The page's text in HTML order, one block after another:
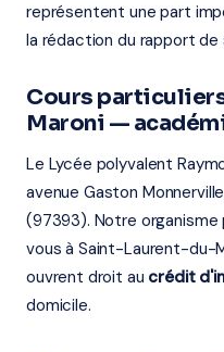
représentent une part
la rédaction du rapport
Cours
Maroni —
Le Lycée polyvalent
avenue Gaston
(97393). Notre
vous à Saint-Laurent-du-
ouvrent droit au crédit
domicile.